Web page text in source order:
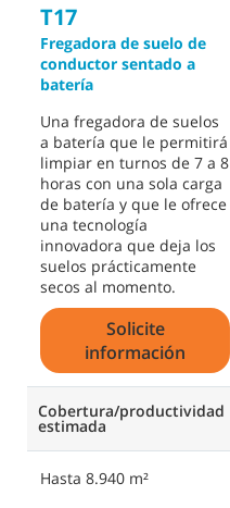
T17
Fregadora de suelo de
conductor sentado a
batería
Una fregadora de suelos
a batería que le permitirá
limpiar en turnos de 7 a 8
horas con una sola carga
de batería y que le ofrece
una tecnología
innovadora que deja los
suelos prácticamente
secos al momento.
Solicite
información
Cobertura/productividad
estimada
Hasta 8.940 m²